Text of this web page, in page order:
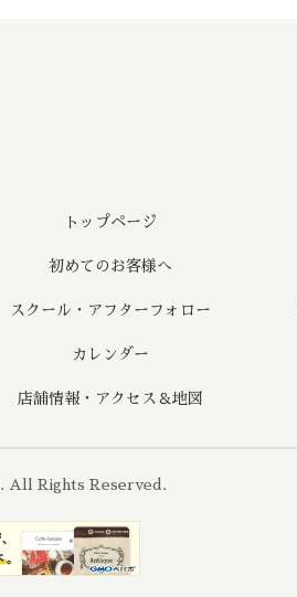
トップページ
初めてのお客様へ
スクール・アフターフォロー
カレンダー
店舗情報・アクセス＆地図
. All Rights Reserved.